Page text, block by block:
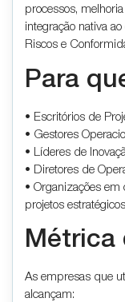
processos,
integração nativa
Riscos e
Para
• Escritórios de
• Gestores
• Líderes de
• Diretores de
• Organizações em
projetos
Métrica
As empresas que
alcançam: